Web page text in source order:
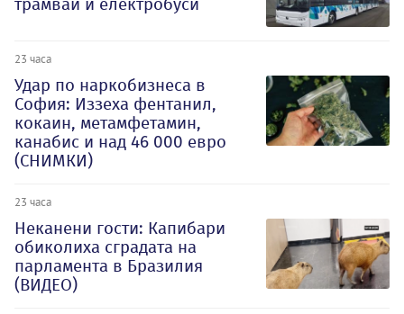
трамваи и електробуси
23 часа
Удар по наркобизнеса в
София: Иззеха фентанил,
кокаин, метамфетамин,
канабис и над 46 000 евро
(СНИМКИ)
23 часа
Неканени гости: Капибари
обиколиха сградата на
парламента в Бразилия
(ВИДЕО)